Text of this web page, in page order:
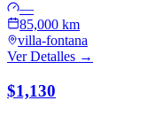
—
85,000 km
villa-fontana
Ver Detalles →
$1,130